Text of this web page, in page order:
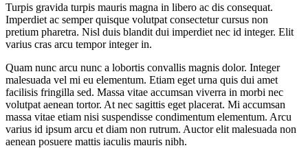
Turpis gravida turpis mauris magna in libero ac dis consequat.
Imperdiet ac semper quisque volutpat consectetur cursus non
pretium pharetra. Nisl duis blandit dui imperdiet nec id integer. Elit
varius cras arcu tempor integer in.
Quam nunc arcu nunc a lobortis convallis magnis dolor. Integer
malesuada vel mi eu elementum. Etiam eget urna quis dui amet
facilisis fringilla sed. Massa vitae accumsan viverra in morbi nec
volutpat aenean tortor. At nec sagittis eget placerat. Mi accumsan
massa vitae etiam nisi suspendisse condimentum elementum. Arcu
varius id ipsum arcu et diam non rutrum. Auctor elit malesuada non
aenean posuere mattis iaculis mauris nibh.